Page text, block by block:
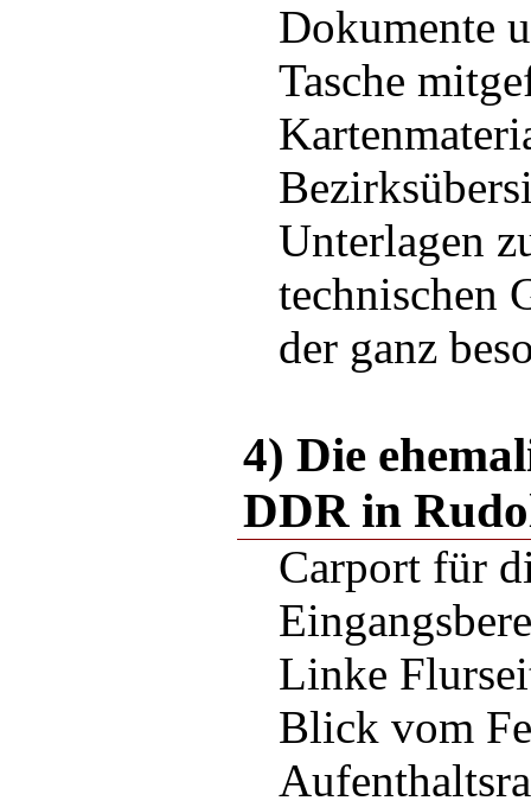
Dokumente
Tasche
Unterlagen
technischen
der ganz
4) Die
DDR in
Carport für
Linke
Blick vom